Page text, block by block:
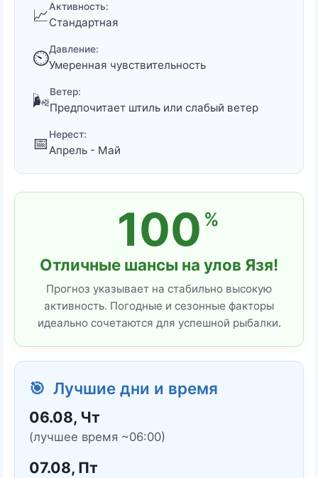
📈Активность:
Стандартная
⏲️Давление:
Умеренная чувствительность
🌬️Ветер:
Предпочитает штиль или слабый ветер
📅 Нерест:
Апрель - Май
100 %
Отличные шансы на улов Язя!
Прогноз указывает на стабильно высокую
активность. Погодные и сезонные факторы
идеально сочетаются для успешной рыбалки.
🎯 Лучшие дни и время
06.08, Чт
(лучшее время ~06:00)
07.08, Пт